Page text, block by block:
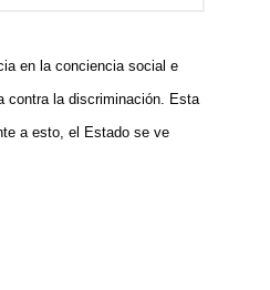
en la conciencia social e
contra la discriminación. Esta
a esto, el Estado se ve